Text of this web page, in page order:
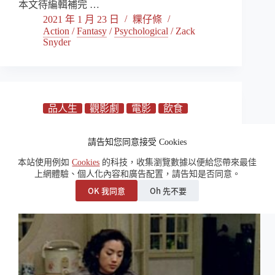
請告知您同意接受 Cookies
本站使用例如Cookies 的科技，收集瀏覽數據以便給您帶來最佳
上網體驗、個人化內容和廣告配置，請告知是否同意。
OK 我同意 Oh 先不要
本文待編輯補完 …
2021 年 1 月 23 日
粿仔條
Action /Fantasy /Psychological / Zack
Snyder
品人生 觀影劇 電影 飲食
李安與郎雄經典作品《飲食男女》公視電影院